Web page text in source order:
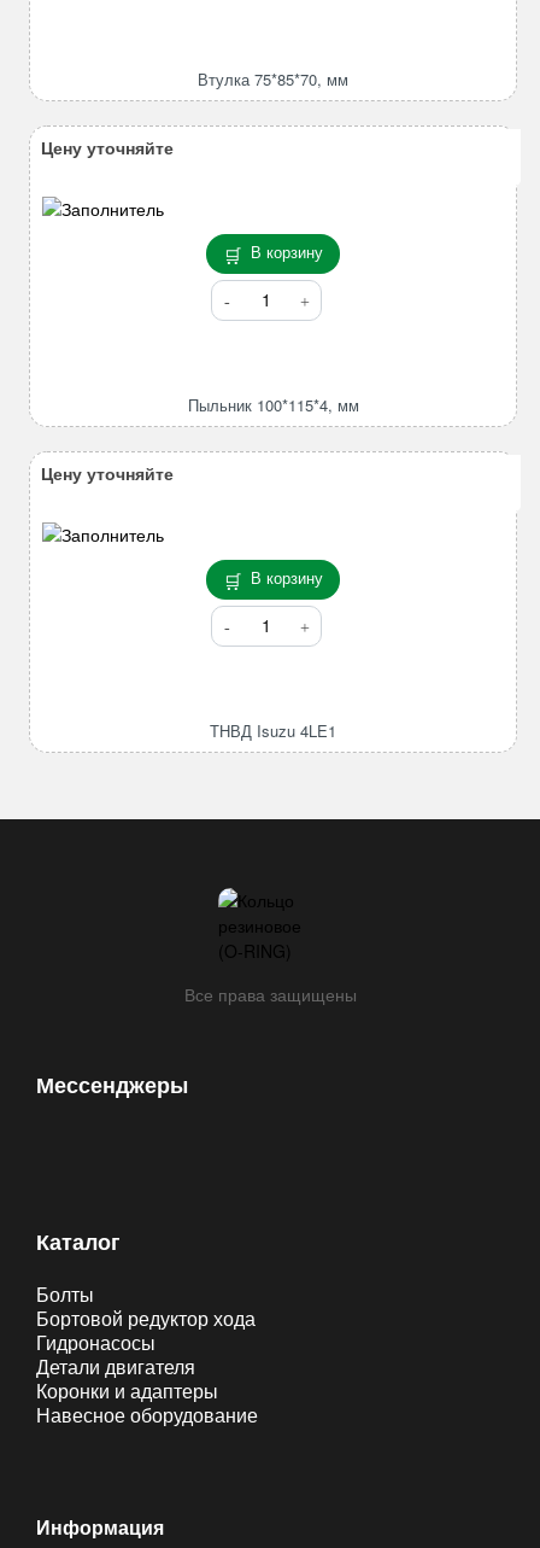
Втулка 75*85*70, мм
В корзину
Количество
товара
Пыльник 100*115*4, мм
Цену уточняйте
В корзину
Количество
товара
ТНВД Isuzu 4LE1
Цену уточняйте
Все права защищены
Мессенджеры
Каталог
Болты
Бортовой редуктор хода
Гидронасосы
Детали двигателя
Коронки и адаптеры
Навесное оборудование
Информация